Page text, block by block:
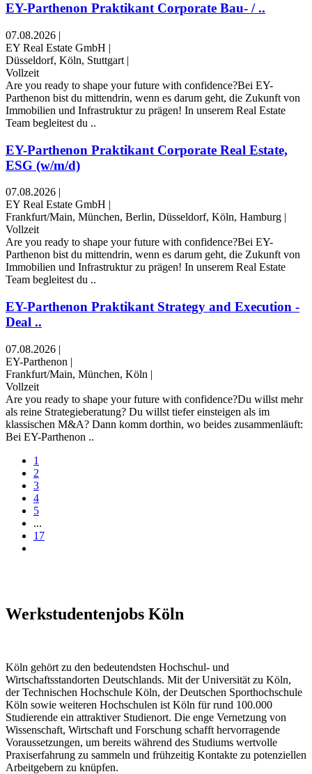
EY-Parthenon Praktikant Corporate Bau- / ..
07.08.2026 |
EY Real Estate GmbH |
Düsseldorf, Köln, Stuttgart |
Vollzeit
Are you ready to shape your future with confidence?Bei EY-
Parthenon bist du mittendrin, wenn es darum geht, die Zukunft von
Immobilien und Infrastruktur zu prägen! In unserem Real Estate
Team begleitest du ..
EY-Parthenon Praktikant Corporate Real Estate,
ESG (w/m/d)
07.08.2026 |
EY Real Estate GmbH |
Frankfurt/Main, München, Berlin, Düsseldorf, Köln, Hamburg |
Vollzeit
Are you ready to shape your future with confidence?Bei EY-
Parthenon bist du mittendrin, wenn es darum geht, die Zukunft von
Immobilien und Infrastruktur zu prägen! In unserem Real Estate
Team begleitest du ..
EY-Parthenon Praktikant Strategy and Execution -
Deal ..
07.08.2026 |
EY-Parthenon |
Frankfurt/Main, München, Köln |
Vollzeit
Are you ready to shape your future with confidence?Du willst mehr
als reine Strategieberatung? Du willst tiefer einsteigen als im
klassischen M&A? Dann komm dorthin, wo beides zusammenläuft:
Bei EY-Parthenon ..
1
2
3
4
5
...
17
Werkstudentenjobs Köln
Köln gehört zu den bedeutendsten Hochschul- und
Wirtschaftsstandorten Deutschlands. Mit der Universität zu Köln,
der Technischen Hochschule Köln, der Deutschen Sporthochschule
Köln sowie weiteren Hochschulen ist Köln für rund 100.000
Studierende ein attraktiver Studienort. Die enge Vernetzung von
Wissenschaft, Wirtschaft und Forschung schafft hervorragende
Voraussetzungen, um bereits während des Studiums wertvolle
Praxiserfahrung zu sammeln und frühzeitig Kontakte zu potenziellen
Arbeitgebern zu knüpfen.